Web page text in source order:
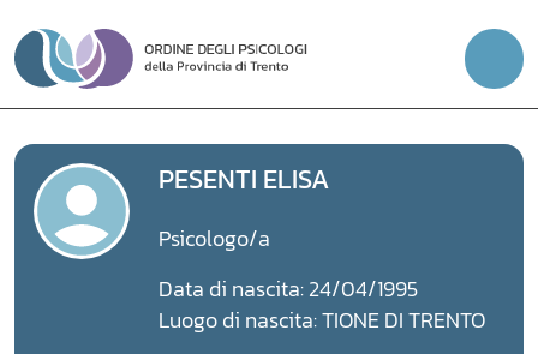
Vai
PESENTI ELISA
Psicologo/a
Data di nascita: 24/04/1995
Luogo di nascita: TIONE DI TRENTO